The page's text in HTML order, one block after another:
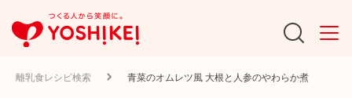
離乳食レシピ検索 青菜のオムレツ風 大根と人参のやわらか煮